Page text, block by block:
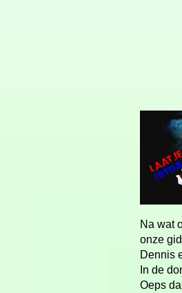
Na wat
onze
Dennis
In de
Oeps